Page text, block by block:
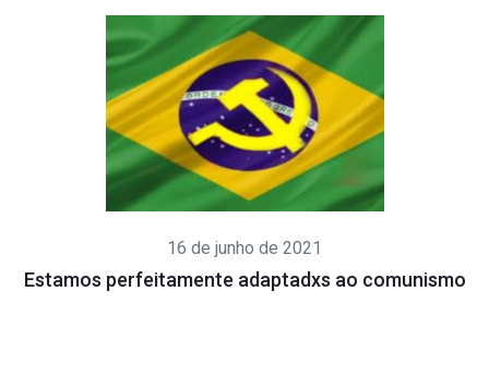
16 de junho de 2021
Estamos perfeitamente adaptadxs ao comunismo